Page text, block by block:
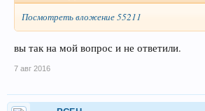
Посмотреть вложение 55211
вы так на мой вопрос и не ответили.
7 авг 2016